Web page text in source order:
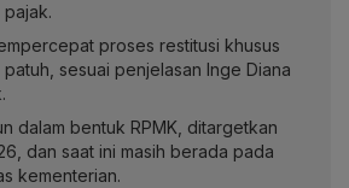
proses restitusi khusus
sesuai penjelasan Inge Diana
dalam bentuk RPMK, ditargetkan
dan saat ini masih berada pada
kementerian.